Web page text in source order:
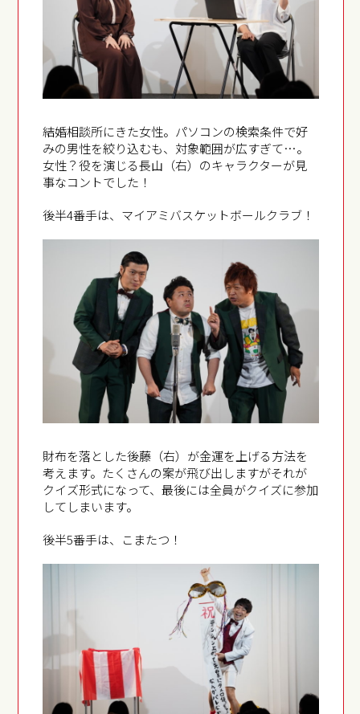
結婚相談所にきた女性。パソコンの検索条件で好
みの男性を絞り込むも、対象範囲が広すぎて…。
女性？役を演じる長山（右）のキャラクターが見
事なコントでした！
後半4番手は、マイアミバスケットボールクラブ！
財布を落とした後藤（右）が金運を上げる方法を
考えます。たくさんの案が飛び出しますがそれが
クイズ形式になって、最後には全員がクイズに参加
してしまいます。
後半5番手は、こまたつ！